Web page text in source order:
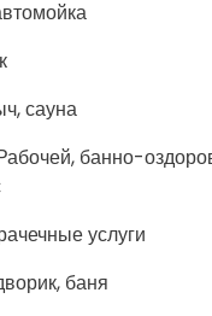
сауна
банно-
услуги
баня